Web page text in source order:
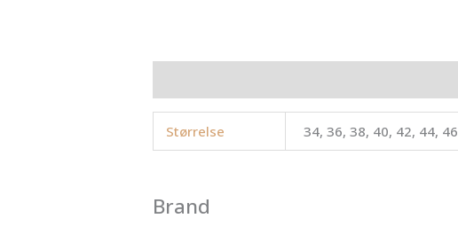
Størrelse 34, 36, 38, 40, 42, 44, 46
Brand